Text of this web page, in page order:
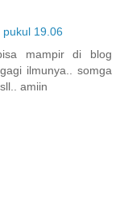
pukul 19.06
mampir di blog
ilmunya.. somga
amiin